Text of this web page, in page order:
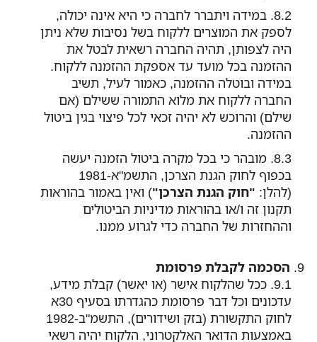
במידה ויתברר לחברה כי היא אינה יכולה,
לספק את המוצרים ללקוח בשל נסיבות שלא ניתן
היה לצפותן, תהיה החברה רשאית לבטל את
ההזמנה בכל מועד עד אספקת ההזמנה ללקוח.
במידה ובוטלה ההזמנה, כאמור לעיל, תשיב
החברה ללקוח את מלוא התמורה ששילם (אם
שילם) והרוכש לא יהיה זכאי לכל פיצוי בגין ביטול
ההזמנה.
מובהר כי בכל מקרה ביטול הזמנה יעשה
בכפוף לחוק הגנת הצרכן, התשמ"א-1981
(להלן: "חוק הגנת הצרכן") ואין באמור בהוראות
תקנון זה ו/או בהוראות מדיניות הביטולים
וההחזרות של החברה כדי לגרוע ממנו.
הסכמה לקבלת פרסומת
ככל שהלקוח אישר (או יאשר) קבלת מידע,
עדכונים וכל דבר פרסומת כהגדרתו בסעיף 30א
לחוק התקשורת (בזק ושידורים), התשמ"ב-1982
באמצעות הדואר האלקטרוני, הלקוח יהיה רשאי